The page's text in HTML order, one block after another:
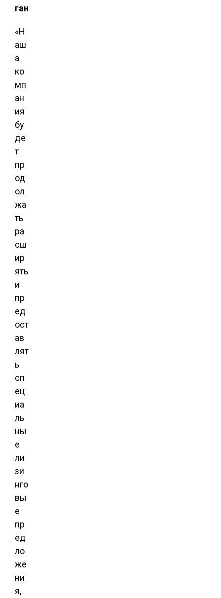
ган
«Н
аш
а
ко
мп
ан
ия
бу
де
т
пр
од
ол
жа
ть
ра
сш
ир
ять
и
пр
ед
ост
ав
лят
ь
сп
ец
иа
ль
ны
е
ли
зи
нго
вы
е
пр
ед
ло
же
ни
я,